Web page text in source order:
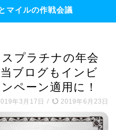
マイルの作戦会議
プラチナの年会
ブログもインビ
ペーン適用に！
年3月17日 / 2019年6月23日